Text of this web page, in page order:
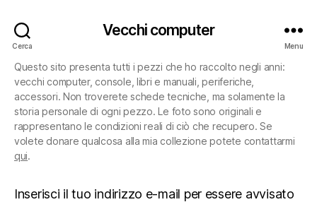
Cerca
Vecchi computer
Menu
Questo sito presenta tutti i pezzi che ho raccolto negli anni:
vecchi computer, console, libri e manuali, periferiche,
accessori. Non troverete schede tecniche, ma solamente la
storia personale di ogni pezzo. Le foto sono originali e
rappresentano le condizioni reali di ciò che recupero. Se
volete donare qualcosa alla mia collezione potete contattarmi
qui.
Inserisci il tuo indirizzo e-mail per essere avvisato